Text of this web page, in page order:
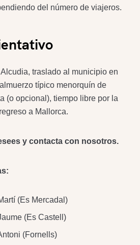
del número de viajeros.
traslado al municipio en
típico menorquín de
(o opcional), tiempo libre por la
a Mallorca.
y contacta con nosotros.
(Es Mercadal)
(Es Castell)
(Fornells)